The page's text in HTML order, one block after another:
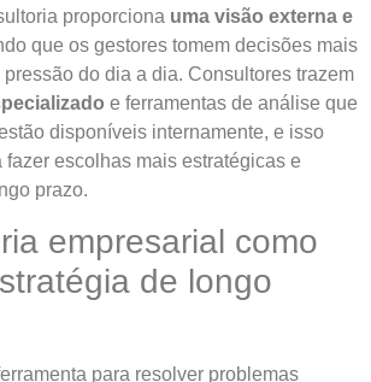
proporciona uma visão externa e
que os gestores tomem decisões mais
do dia a dia. Consultores trazem
e ferramentas de análise que
disponíveis internamente, e isso
fazer escolhas mais estratégicas e
prazo.
empresarial como
de longo
para resolver problemas